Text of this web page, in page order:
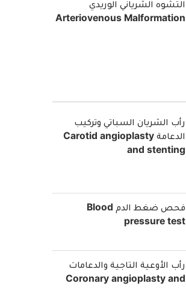
التشوه الشرياني الوريدي
Arteriovenous Malformation
رأب الشريان السباتي وتركيب
الدعامة Carotid angioplasty
and stenting
فحص ضغط الدم Blood
pressure test
رأب الأوعية التاجية والدعامات
Coronary angioplasty and